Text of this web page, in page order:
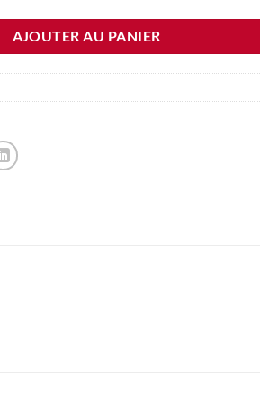
AJOUTER AU PANIER